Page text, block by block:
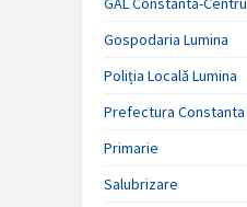
Gospodaria Lumina
Poliția Locală Lumina
Prefectura Constanta
Primarie
Salubrizare